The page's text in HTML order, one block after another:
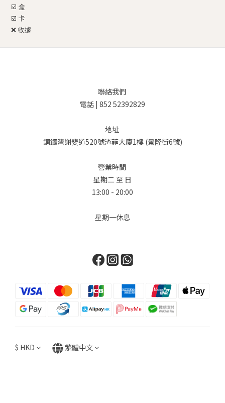
☑️ 盒
☑️ 卡
❌ 收據
聯絡我們
電話 | 852 52392829
地址
銅鑼灣謝斐道520號渣菲大廈1樓 (景隆街6號)
營業時間
星期二 至 日
13:00 - 20:00
星期一休息
$ HKD 繁體中文